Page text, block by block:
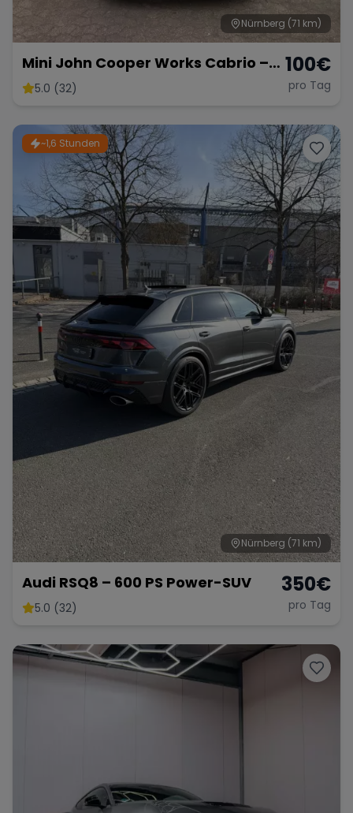
Nürnberg (71 km)
Mini John Cooper Works Cabrio –
Fahrspaß Offenes Verdeck
5.0 (32)
100€
pro Tag
~1,6 Stunden
Nürnberg (71 km)
Audi RSQ8 – 600 PS Power-SUV
5.0 (32)
350€
pro Tag